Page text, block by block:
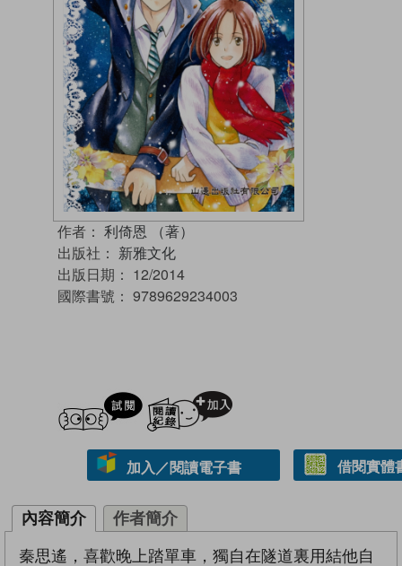
作者： 利倚恩 （著）
出版社： 新雅文化
出版日期： 12/2014
國際書號： 9789629234003
試閲
加入／閱讀電子書 借閱實體
內容簡介 作者簡介
秦思遙，喜歡晚上踏單車，獨自在隧道裏用結他自